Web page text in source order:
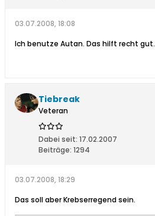
03.07.2008, 18:08
Ich benutze Autan. Das hilft recht gut.
Tiebreak
Veteran
Dabei seit: 17.02.2007
Beiträge: 1294
03.07.2008, 18:29
Das soll aber Krebserregend sein.